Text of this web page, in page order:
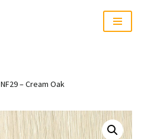
NF29 – Cream Oak